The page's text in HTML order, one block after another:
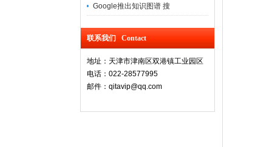
Google推出知识图谱 搜
联系我们 Contact
地址：天津市津南区双港镇工业园区
电话：022-28577995
邮件：qitavip@qq.com